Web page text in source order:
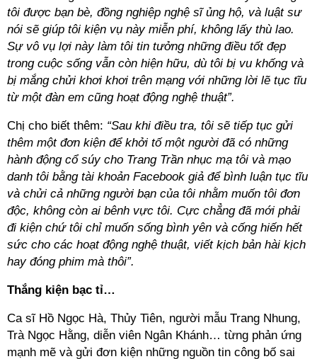
tôi được bạn bè, đồng nghiệp nghệ sĩ ủng hộ, và luật sư
nói sẽ giúp tôi kiện vụ này miễn phí, không lấy thù lao.
Sự vô vụ lợi này làm tôi tin tưởng những điều tốt đẹp
trong cuộc sống vẫn còn hiện hữu, dù tôi bị vu khống và
bị mắng chửi khơi khơi trên mạng với những lời lẽ tục tĩu
từ một đàn em cũng hoạt động nghệ thuật”.
Chị cho biết thêm: “Sau khi điều tra, tôi sẽ tiếp tục gửi
thêm một đơn kiện để khởi tố một người đã có những
hành động cổ súy cho Trang Trần nhục mạ tôi và mạo
danh tôi bằng tài khoản Facebook giả để bình luận tục tĩu
và chửi cả những người bạn của tôi nhằm muốn tôi đơn
độc, không còn ai bênh vực tôi. Cực chẳng đã mới phải
đi kiện chứ tôi chỉ muốn sống bình yên và cống hiến hết
sức cho các hoạt động nghệ thuật, viết kịch bản hài kịch
hay đóng phim mà thôi”.
Thắng kiện bạc tỉ…
Ca sĩ Hồ Ngọc Hà, Thủy Tiên, người mẫu Trang Nhung,
Trà Ngọc Hằng, diễn viên Ngân Khánh… từng phản ứng
mạnh mẽ và gửi đơn kiện những nguồn tin công bố sai